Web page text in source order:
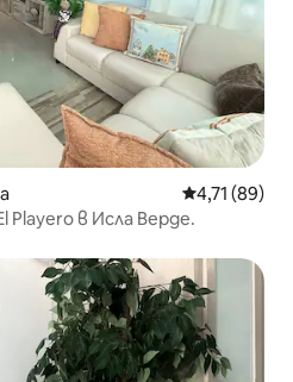
Средна
4,71 (89)
в Исла Верде.